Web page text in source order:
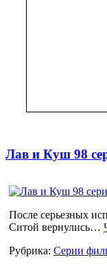
Лав и Куш 98
После серьезных
Ситой вернулись…
Рубрика: Серии